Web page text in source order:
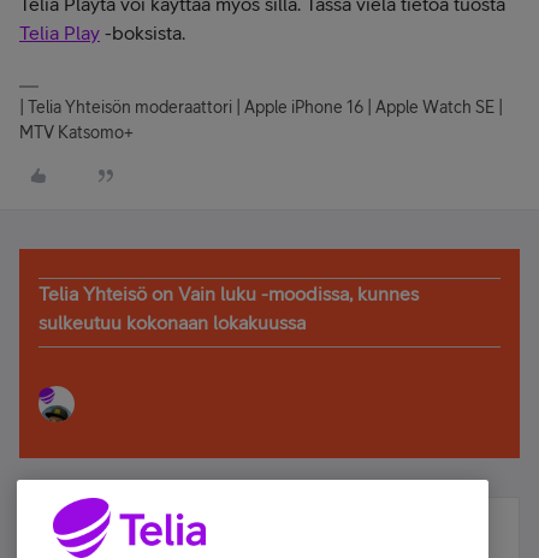
Telia Play -boksista.
| Telia Yhteisön moderaattori | Apple iPhone 16 | Apple Watch SE |
MTV Katsomo+
Telia Yhteisö on Vain luku -moodissa, kunnes
sulkeutuu kokonaan lokakuussa
Älä jää paitsi – osallistu ja voita!